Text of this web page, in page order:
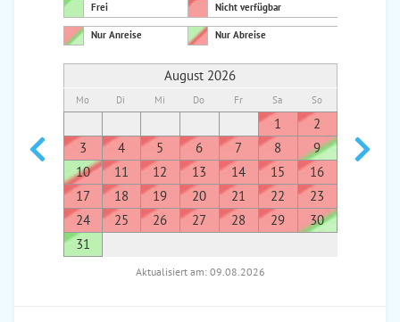
Frei Nicht verfügbar
Nur Anreise Nur Abreise
August 2026
Mo Di Mi Do Fr Sa So
1
2
3
4 5 6 7 8
9
10
11 12 13 14 15
16
17
18 19 20 21 22
23
24
25 26 27 28 29
30
31
7
Aktualisiert am: 09.08.2026